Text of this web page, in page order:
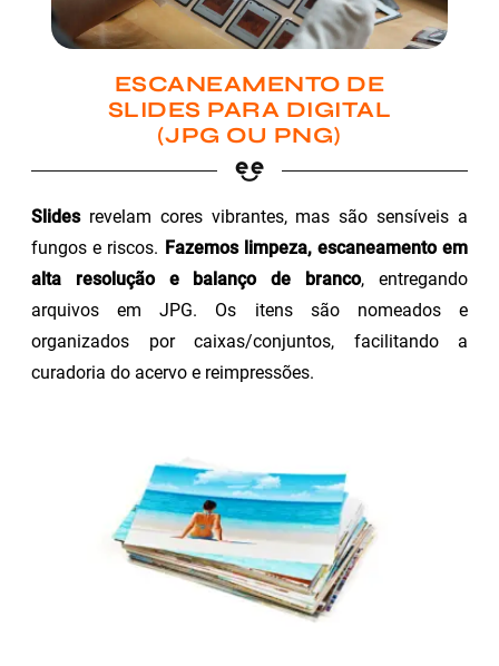
ESCANEAMENTO DE
SLIDES PARA DIGITAL
(JPG OU PNG)
Slidesrevelam cores vibrantes, mas são sensíveis a
fungos e riscos. Fazemos limpeza, escaneamento em
alta resolução e balanço de branco, entregando
arquivos em JPG. Os itens são nomeados e
organizados por caixas/conjuntos, facilitando a
curadoria do acervo e reimpressões.